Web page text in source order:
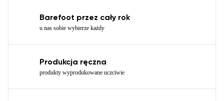
Barefoot przez cały rok
u nas sobie wybierze każdy
Produkcja ręczna
produkty wyprodukowane uczciwie